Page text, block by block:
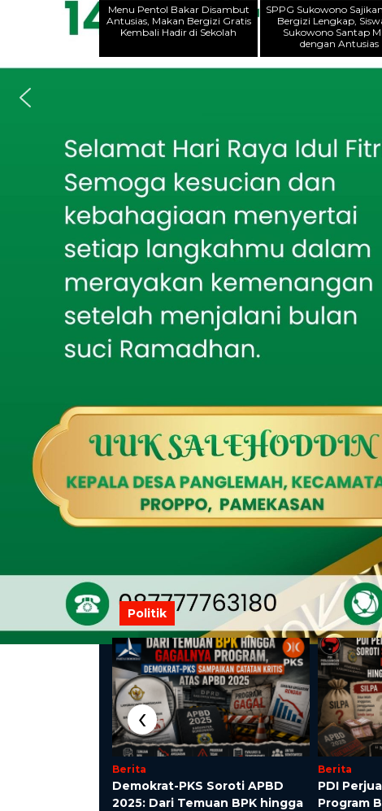
Menu Pentol Bakar Disambut
Antusias, Makan Bergizi Gratis
Kembali Hadir di Sekolah
SPPG Sukowono
Bergizi Lengkap,
Sukowono Santap
dengan Antusias
BERITA
BERITA
Rabu, 8
Politik
Berita
Demokrat-PKS Soroti APBD
2025: Dari Temuan BPK hingga
Berita
PDI
Program
‹